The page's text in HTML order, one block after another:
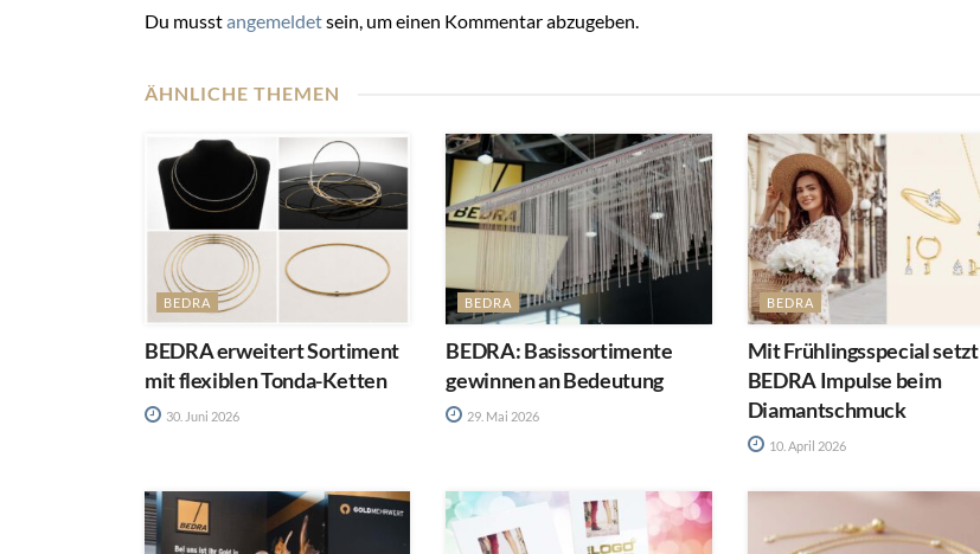
Du musstangemeldetsein, um einen Kommentar abzugeben.
ÄHNLICHE THEMEN
BEDRA
BEDRA erweitert Sortiment
mit flexiblen Tonda-Ketten
30. Juni 2026
BEDRA
BEDRA: Basissortimente
gewinnen an Bedeutung
29. Mai 2026
BEDRA
Mit Frühlingsspecial setzt
BEDRA Impulse beim
Diamantschmuck
10. April 2026